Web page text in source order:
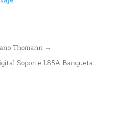
Thomann →
Soporte L85A Banqueta